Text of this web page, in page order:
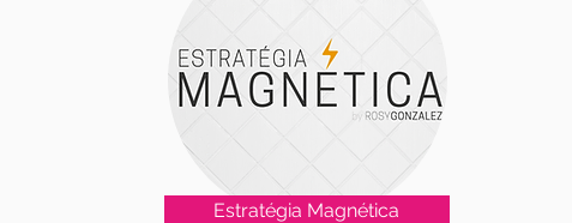
Estratégia Magnética